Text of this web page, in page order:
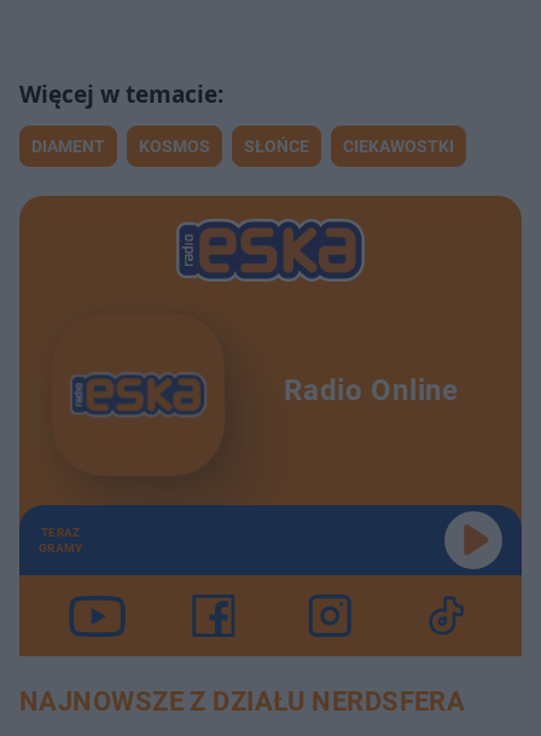
DIAMENT KOSMOS SŁOŃCE CIEKAWOSTKI
Radio Online
TERAZ
GRAMY
NAJNOWSZE Z DZIAŁU NERDSFERA